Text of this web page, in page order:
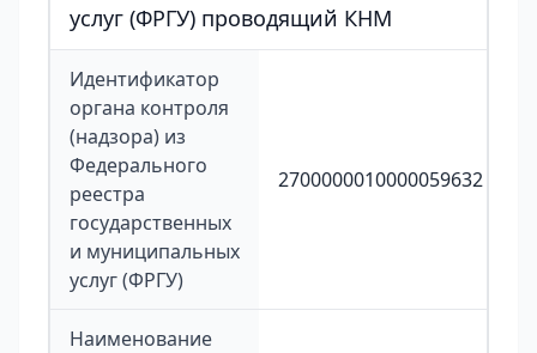
услуг (ФРГУ) проводящий КНМ
Идентификатор
органа контроля
(надзора) из
Федерального
реестра
государственных
и муниципальных
услуг (ФРГУ)
2700000010000059632
Наименование